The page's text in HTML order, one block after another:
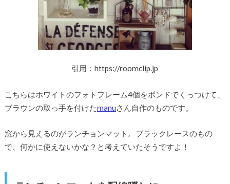
引用：https://roomclip.jp
こちらはホワイトのフォトフレーム4個をボンドでくっつけて、
ブラウンの取っ手を付けたmanuさん自作のものです。
窓から見えるのがランチョンマット。ブラックレースのもの
で、何かに使えないかな？と考えていたそうですよ！